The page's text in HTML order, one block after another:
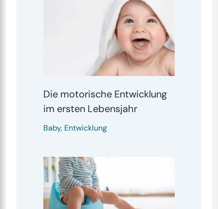
Die motorische Entwicklung
im ersten Lebensjahr
Baby, Entwicklung